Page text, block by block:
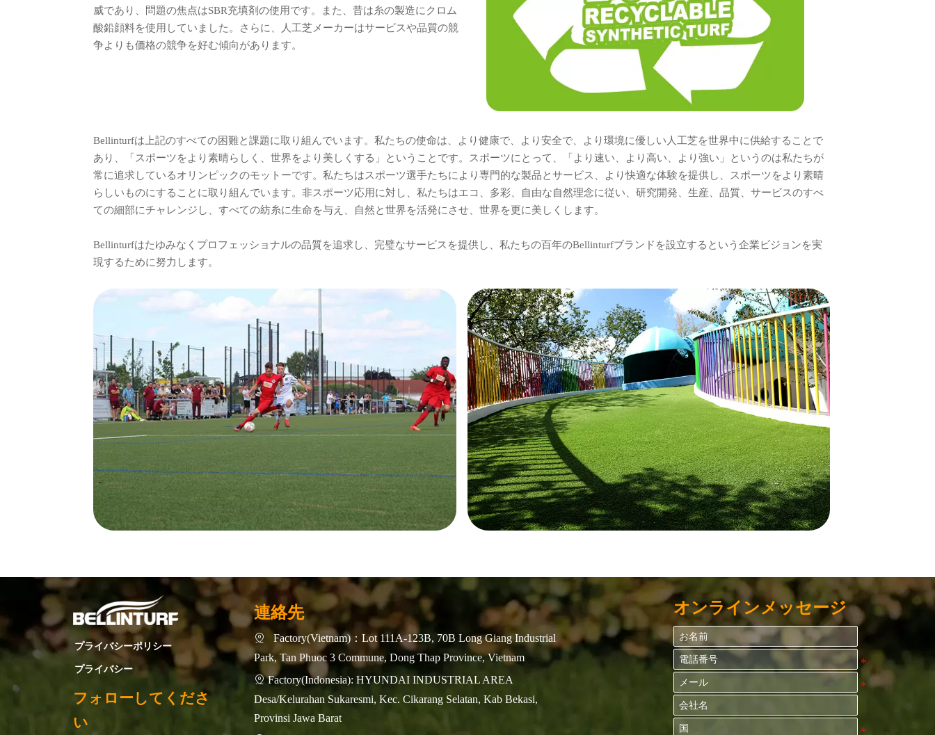
威であり、問題の焦点はSBR充填剤の使用です。また、昔は糸の製造にクロム
酸鉛顔料を使用していました。さらに、人工芝メーカーはサービスや品質の競
争よりも価格の競争を好む傾向があります。
Bellinturfは上記のすべての困難と課題に取り組んでいます。私たちの使命は、より健康で、より安全で、より環境に優しい人工芝を世界中に供給することで
あり、「スポーツをより素晴らしく、世界をより美しくする」ということです。スポーツにとって、「より速い、より高い、より強い」というのは私たちが
常に追求しているオリンピックのモットーです。私たちはスポーツ選手たちにより専門的な製品とサービス、より快適な体験を提供し、スポーツをより素晴
らしいものにすることに取り組んでいます。非スポーツ応用に対し、私たちはエコ、多彩、自由な自然理念に従い、研究開発、生産、品質、サービスのすべ
ての細部にチャレンジし、すべての紡糸に生命を与え、自然と世界を活発にさせ、世界を更に美しくします。
Bellinturfはたゆみなくプロフェッショナルの品質を追求し、完璧なサービスを提供し、私たちの百年のBellinturfブランドを設立するという企業ビジョンを実
現するために努力します。
プライバシーポリシー
プライバシー
フォローしてくださ
い
連絡先

Factory(Vietnam)：Lot 111A-123B, 70B Long Giang Industrial
Park, Tan Phuoc 3 Commune, Dong Thap Province, Vietnam
 Factory(Indonesia): HYUNDAI INDUSTRIAL AREA
Desa/Kelurahan Sukaresmi, Kec. Cikarang Selatan, Kab Bekasi,
Provinsi Jawa Barat
オンラインメッセージ